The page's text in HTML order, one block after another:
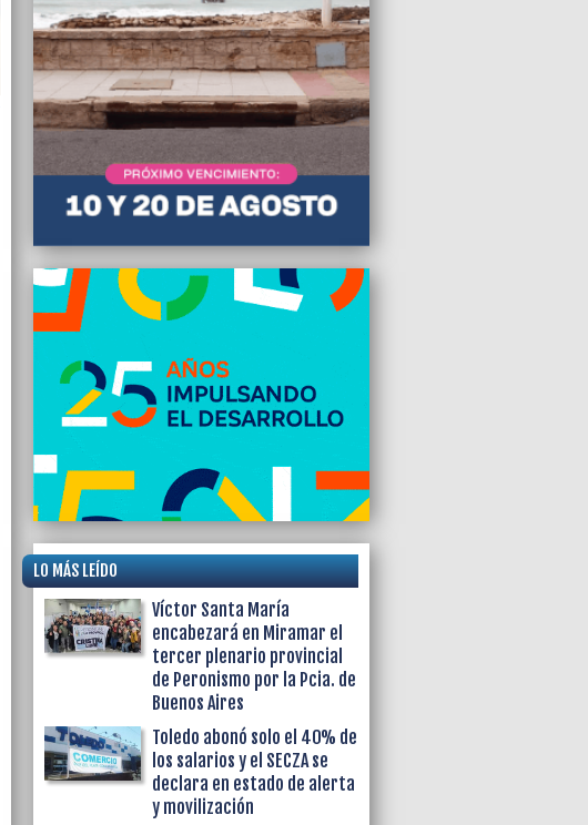
12/08/2024 15:09
Comenzó el paro de los docentes
universitarios, en la UNMdP será durante toda
la semana
12/08/2024 15:03
La UCR bonaerense ya eligió al sucesor de
Maximiliano Abad
LO MÁS LEÍDO
Víctor Santa María
encabezará en Miramar el
tercer plenario provincial
de Peronismo por la Pcia. de
Buenos Aires
Toledo abonó solo el 40% de
los salarios y el SECZA se
declara en estado de alerta
y movilización